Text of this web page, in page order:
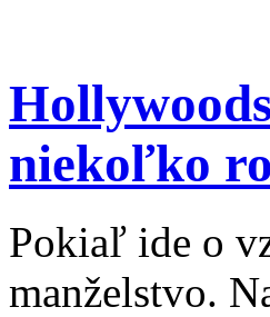
niekoľko
Pokiaľ ide o
manželstvo.